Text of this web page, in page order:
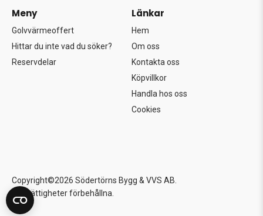
Meny
Golvvärmeoffert
Hittar du inte vad du söker?
Reservdelar
Länkar
Hem
Om oss
Kontakta oss
Köpvillkor
Handla hos oss
Cookies
Copyright©2026 Södertörns Bygg & VVS AB.
Alla rättigheter förbehållna.